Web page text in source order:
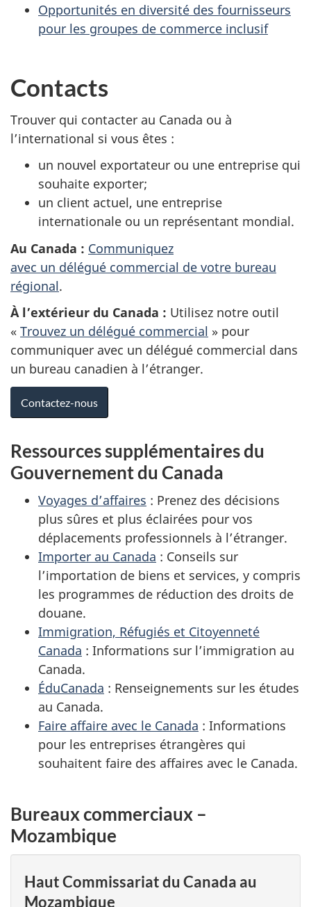
Opportunités en diversité des fournisseurs
pour les groupes de commerce inclusif
Contacts
Trouver qui contacter au Canada ou à
l’international si vous êtes :
un nouvel exportateur ou une entreprise qui
souhaite exporter;
un client actuel, une entreprise
internationale ou un représentant mondial.
Au Canada : Communiquez
avec un délégué commercial de votre bureau
régional.
À l’extérieur du Canada : Utilisez notre outil
« Trouvez un délégué commercial » pour
communiquer avec un délégué commercial dans
un bureau canadien à l’étranger.
Contactez-nous
Ressources supplémentaires du
Gouvernement du Canada
Voyages d’affaires : Prenez des décisions
plus sûres et plus éclairées pour vos
déplacements professionnels à l’étranger.
Importer au Canada : Conseils sur
l’importation de biens et services, y compris
les programmes de réduction des droits de
douane.
Immigration, Réfugiés et Citoyenneté
Canada : Informations sur l’immigration au
Canada.
ÉduCanada : Renseignements sur les études
au Canada.
Faire affaire avec le Canada : Informations
pour les entreprises étrangères qui
souhaitent faire des affaires avec le Canada.
Bureaux commerciaux –
Mozambique
Haut Commissariat du Canada au
Mozambique